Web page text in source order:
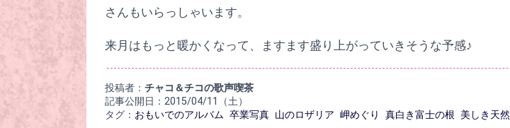
さんもいらっしゃいます。
来月はもっと暖かくなって、ますます盛り上がっていきそうな予感♪
投稿者： チャコ＆チコの歌声喫茶
記事公開日：2015/04/11（土）
タグ： おもいでのアルバム 卒業写真 山のロザリア 岬めぐり 真白き富士の根 美しき天然